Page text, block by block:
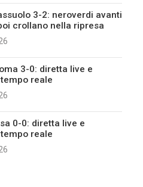
3-2: neroverdi avanti
crollano nella ripresa
3-0: diretta live e
reale
0-0: diretta live e
reale